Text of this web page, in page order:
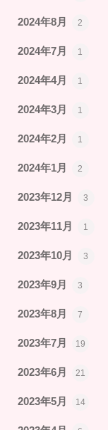
2024年8月 2
2024年7月 1
2024年4月 1
2024年3月 1
2024年2月 1
2024年1月 2
2023年12月 3
2023年11月 1
2023年10月 3
2023年9月 3
2023年8月 7
2023年7月 19
2023年6月 21
2023年5月 14